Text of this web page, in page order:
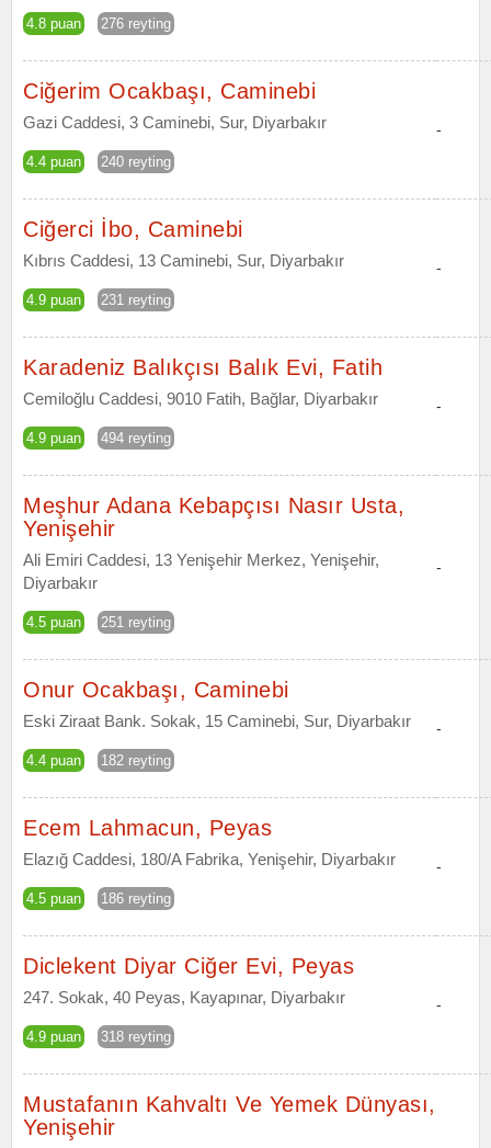
4.8 puan 276 reyting
Ciğerim Ocakbaşı, Caminebi
Gazi Caddesi, 3 Caminebi, Sur, Diyarbakır
4.4 puan 240 reyting
-
Ciğerci İbo, Caminebi
Kıbrıs Caddesi, 13 Caminebi, Sur, Diyarbakır
4.9 puan 231 reyting
-
Karadeniz Balıkçısı Balık Evi, Fatih
Cemiloğlu Caddesi, 9010 Fatih, Bağlar, Diyarbakır
4.9 puan 494 reyting
-
Meşhur Adana Kebapçısı Nasır Usta,
Yenişehir
Ali Emiri Caddesi, 13 Yenişehir Merkez, Yenişehir,
Diyarbakır
4.5 puan 251 reyting
-
Onur Ocakbaşı, Caminebi
Eski Ziraat Bank. Sokak, 15 Caminebi, Sur, Diyarbakır
4.4 puan 182 reyting
-
Ecem Lahmacun, Peyas
Elazığ Caddesi, 180/A Fabrika, Yenişehir, Diyarbakır
4.5 puan 186 reyting
-
Diclekent Diyar Ciğer Evi, Peyas
247. Sokak, 40 Peyas, Kayapınar, Diyarbakır
4.9 puan 318 reyting
-
Mustafanın Kahvaltı Ve Yemek Dünyası,
Yenişehir